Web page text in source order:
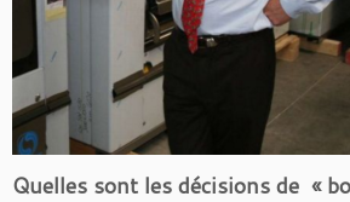
Quelles sont les décisions de «